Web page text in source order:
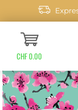
CHF 0.00